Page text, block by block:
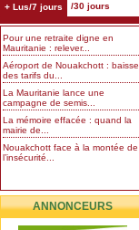
+ Lus/7 jours /30 jours
Pour une retraite digne en
Mauritanie : relever...
Aéroport de Nouakchott : baisse
des tarifs du...
La Mauritanie lance une
campagne de semis...
La mémoire effacée : quand la
mairie de...
Nouakchott face à la montée de
l’insécurité...
ANNONCEURS